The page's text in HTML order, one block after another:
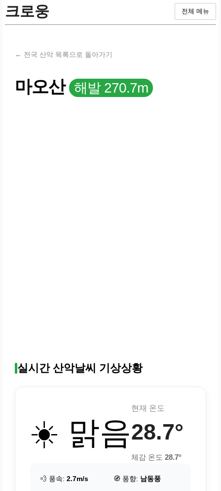
크로웅 전체 메뉴
← 전국 산악 목록으로 돌아가기
마오산 해발 270.7m
실시간 산악날씨 기상상황
☀️ 맑음
현재 온도
28.7°
체감 온도 28.7°
💨 풍속: 2.7m/s 🧭 풍향: 남동풍